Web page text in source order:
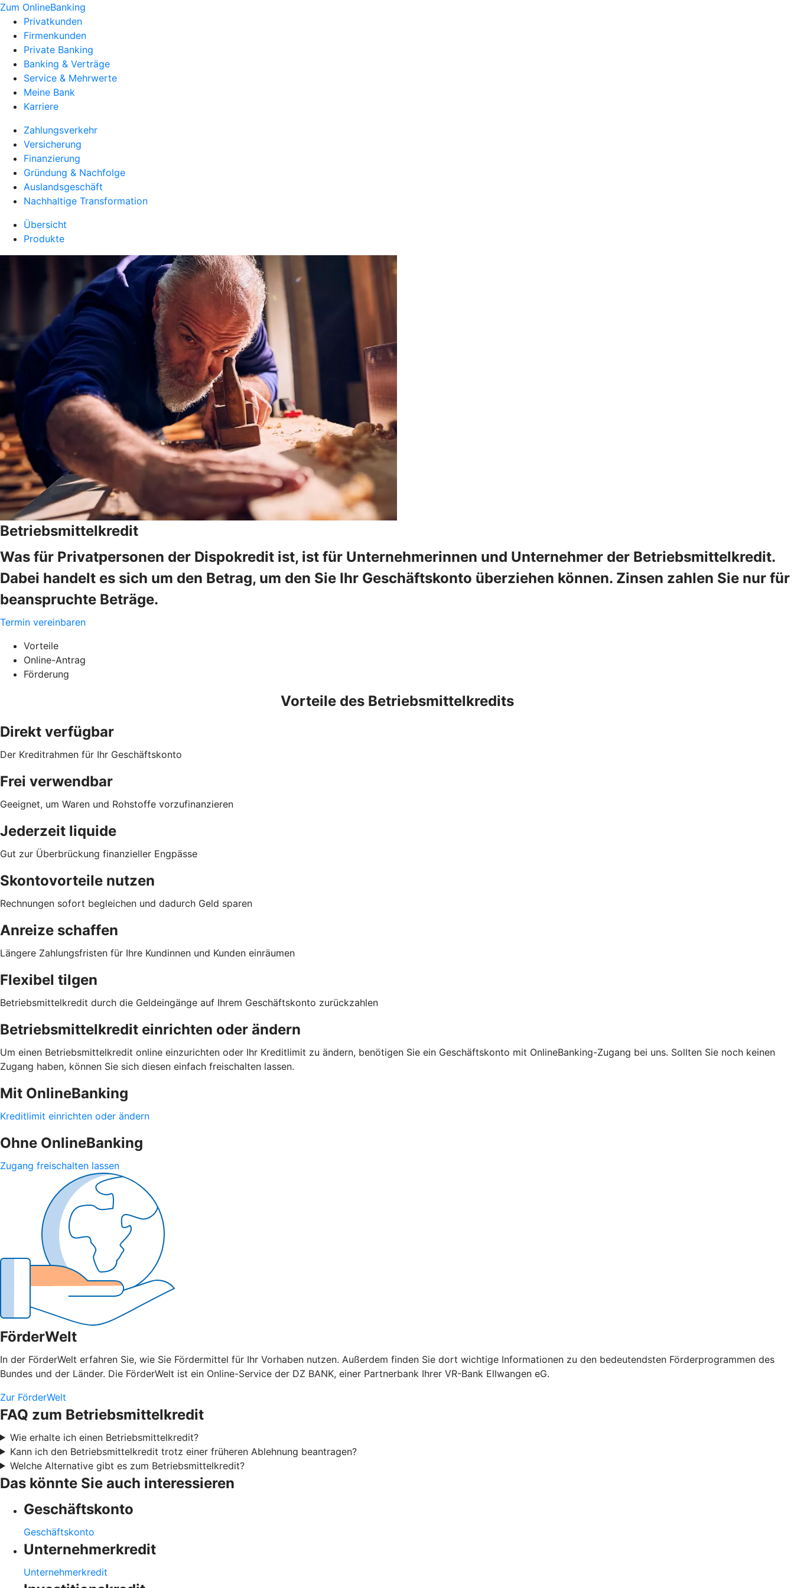
Zum OnlineBanking
Privatkunden
Firmenkunden
Private Banking
Banking & Verträge
Service & Mehrwerte
Meine Bank
Karriere
Zahlungsverkehr
Versicherung
Finanzierung
Gründung & Nachfolge
Auslandsgeschäft
Nachhaltige Transformation
Übersicht
Produkte
Betriebsmittelkredit
Was für Privatpersonen der Dispokredit ist, ist für Unternehmerinnen und Unternehmer der Betriebsmittelkredit.
Dabei handelt es sich um den Betrag, um den Sie Ihr Geschäftskonto überziehen können. Zinsen zahlen Sie nur für
beanspruchte Beträge.
Termin vereinbaren
Vorteile
Online-Antrag
Förderung
Vorteile des Betriebsmittelkredits
Direkt verfügbar
Der Kreditrahmen für Ihr Geschäftskonto
Frei verwendbar
Geeignet, um Waren und Rohstoffe vorzufinanzieren
Jederzeit liquide
Gut zur Überbrückung finanzieller Engpässe
Skontovorteile nutzen
Rechnungen sofort begleichen und dadurch Geld sparen
Anreize schaffen
Längere Zahlungsfristen für Ihre Kundinnen und Kunden einräumen
Flexibel tilgen
Betriebsmittelkredit durch die Geldeingänge auf Ihrem Geschäftskonto zurückzahlen
Betriebsmittelkredit einrichten oder ändern
Um einen Betriebsmittelkredit online einzurichten oder Ihr Kreditlimit zu ändern, benötigen Sie ein Geschäftskonto mit OnlineBanking-Zugang bei uns. Sollten Sie noch keinen
Zugang haben, können Sie sich diesen einfach freischalten lassen.
Mit OnlineBanking
Kreditlimit einrichten oder ändern
Ohne OnlineBanking
Zugang freischalten lassen
FörderWelt
In der FörderWelt erfahren Sie, wie Sie Fördermittel für Ihr Vorhaben nutzen. Außerdem finden Sie dort wichtige Informationen zu den bedeutendsten Förderprogrammen des
Bundes und der Länder. Die FörderWelt ist ein Online-Service der DZ BANK, einer Partnerbank Ihrer VR-Bank Ellwangen eG.
Zur FörderWelt
FAQ zum Betriebsmittelkredit
Wie erhalte ich einen Betriebsmittelkredit?
Kann ich den Betriebsmittelkredit trotz einer früheren Ablehnung beantragen?
Welche Alternative gibt es zum Betriebsmittelkredit?
Das könnte Sie auch interessieren
Geschäftskonto
Geschäftskonto
Unternehmerkredit
Unternehmerkredit